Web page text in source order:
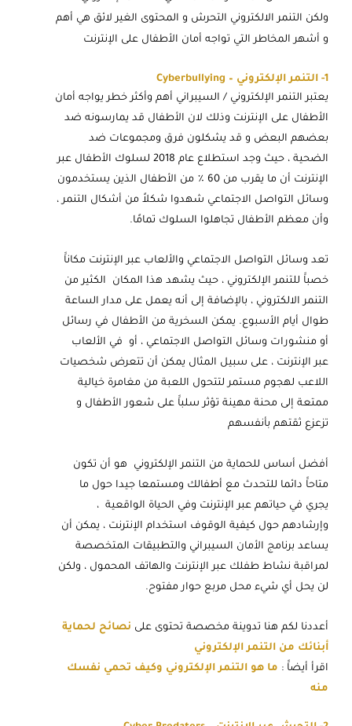
ولكن التنمر الالكتروني التحرش و المحتوى الغير لائق هي أهم
و أشهر المخاطر التي تواجه أمان الأطفال على الإنترنت
1- التنمر الإلكتروني – Cyberbullying
يعتبر التنمر الإلكتروني / السيبراني أهم وأكثر خطر يواجه أمان
الأطفال على الإنترنت وذلك لان الأطفال قد يمارسونه ضد
بعضهم البعض و قد يشكلون فرق ومجموعات ضد
الضحية ، حيث وجد استطلاع عام 2018 لسلوك الأطفال عبر
الإنترنت أن ما يقرب من 60 ٪ من الأطفال الذين يستخدمون
وسائل التواصل الاجتماعي شهدوا شكلاً من أشكال التنمر ،
وأن معظم الأطفال تجاهلوا السلوك تمامًا.
تعد وسائل التواصل الاجتماعي والألعاب عبر الإنترنت مكاناََ
خصباََ للتنمر الإلكتروني ، حيث يشهد هذا المكان الكثير من
التنمر الالكتروني ، بالإضافة إلى أنه يعمل على مدار الساعة
طوال أيام الأسبوع. يمكن السخرية من الأطفال في رسائل
أو منشورات وسائل التواصل الاجتماعي ، أو في الألعاب
عبر الإنترنت ، على سبيل المثال يمكن أن تتعرض شخصيات
اللاعب لهجوم مستمر لتتحول اللعبة من مغامرة خيالية
ممتعة إلى محنة مهينة تؤثر سلباََ على شعور الأطفال و
تزعزع ثقتهم بأنفسهم
أفضل أساس للحماية من التنمر الإلكتروني هو أن تكون
متاحاََ دائما للتحدث مع أطفالك ومستمعا جيدا حول ما
يجري في حياتهم عبر الإنترنت وفي الحياة الواقعية ،
وإرشادهم حول كيفية الوقوف استخدام الإنترنت ، يمكن أن
يساعد برنامج الأمان السيبراني والتطبيقات المتخصصة
لمراقبة نشاط طفلك عبر الإنترنت والهاتف المحمول ، ولكن
لن يحل أي شيء محل مربع حوار مفتوح.
أعددنا لكم هنا تدوينة مخصصة تحتوى على نصائح لحماية
أبنائك من التنمر الإلكتروني
اقرأ أيضاََ : ما هو التنمر الإلكتروني وكيف تحمي نفسك
منه